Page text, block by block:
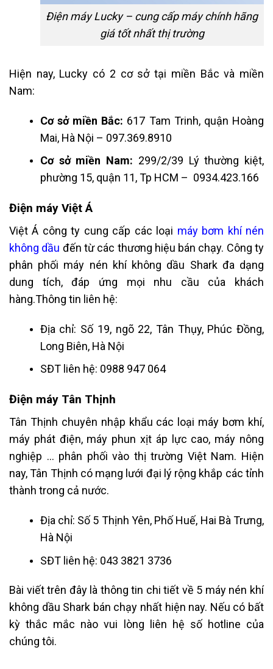
Điện máy Lucky – cung cấp máy chính hãng
giá tốt nhất thị trường
Hiện nay, Lucky có 2 cơ sở tại miền Bắc và miền
Nam:
Cơ sở miền Bắc: 617 Tam Trinh, quận Hoàng
Mai, Hà Nội – 097.369.8910
Cơ sở miền Nam: 299/2/39 Lý thường kiệt,
phường 15, quận 11, Tp HCM – 0934.423.166
Điện máy Việt Á
Việt Á công ty cung cấp các loại máy bơm khí nén
không dầu đến từ các thương hiệu bán chạy. Công ty
phân phối máy nén khí không dầu Shark đa dạng
dung tích, đáp ứng mọi nhu cầu của khách
hàng.Thông tin liên hệ:
Địa chỉ: Số 19, ngõ 22, Tân Thụy, Phúc Đồng,
Long Biên, Hà Nội
SĐT liên hệ: 0988 947 064
Điện máy Tân Thịnh
Tân Thịnh chuyên nhập khẩu các loại máy bơm khí,
máy phát điện, máy phun xịt áp lực cao, máy nông
nghiệp … phân phối vào thị trường Việt Nam. Hiện
nay, Tân Thịnh có mạng lưới đại lý rộng khắp các tỉnh
thành trong cả nước.
Địa chỉ: Số 5 Thịnh Yên, Phố Huế, Hai Bà Trưng,
Hà Nội
SĐT liên hệ: 043 3821 3736
Bài viết trên đây là thông tin chi tiết về 5 máy nén khí
không dầu Shark bán chạy nhất hiện nay. Nếu có bất
kỳ thắc mắc nào vui lòng liên hệ số hotline của
chúng tôi.